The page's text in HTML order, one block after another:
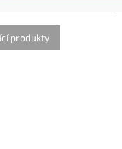
produkty